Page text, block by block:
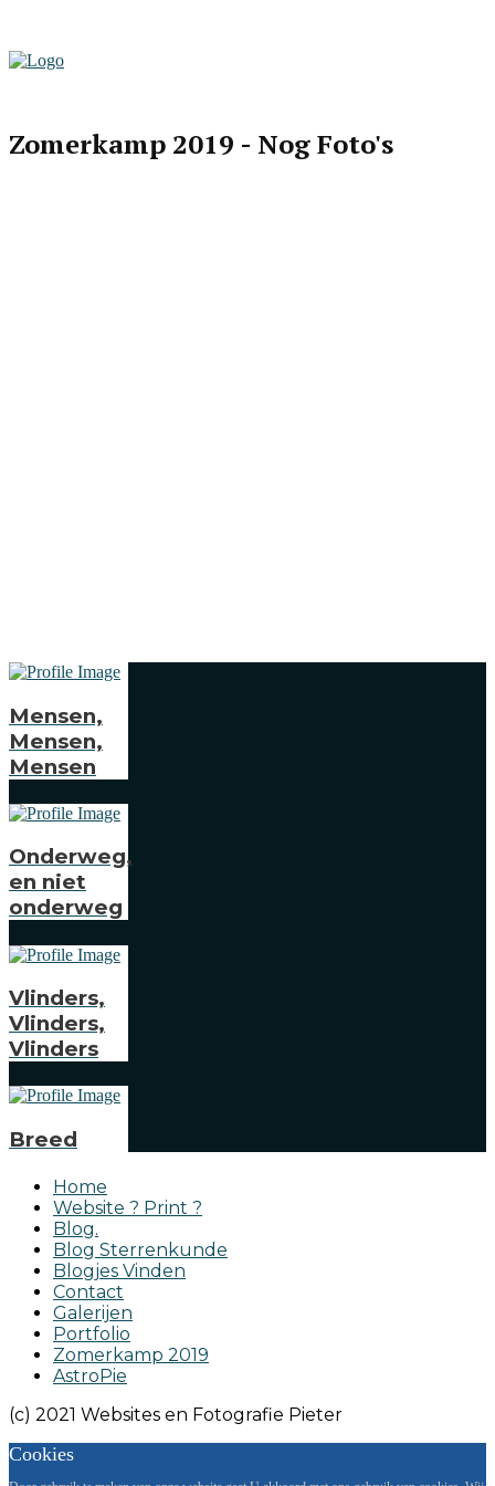
Zomerkamp 2019 - Nog Foto's
Mensen,
Mensen,
Mensen
Onderweg,
en niet
onderweg
Vlinders,
Vlinders,
Vlinders
Breed
Home
Website ? Print ?
Blog.
Blog Sterrenkunde
Blogjes Vinden
Contact
Galerijen
Portfolio
Zomerkamp 2019
AstroPie
(c) 2021 Websites en Fotografie Pieter
Cookies